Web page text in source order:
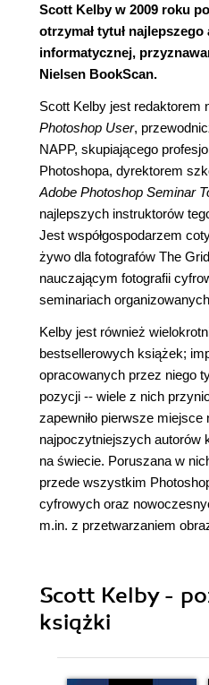
Scott Kelby w 2009 roku
otrzymał tytuł
informatycznej,
Nielsen BookScan.
Scott Kelby jest redaktorem
Photoshop User,
NAPP, skupiającego
Photoshopa, dyrektorem
Adobe Photoshop Seminar
najlepszych instruktorów
Jest współgospodarzem
żywo dla fotografów The
nauczającym fotografii
seminariach
Kelby jest również
bestsellerowych książek;
opracowanych przez niego
pozycji -- wiele z nich
zapewniło pierwsze miejsce
najpoczytniejszych autorów
na świecie. Poruszana w
przede wszystkim
cyfrowych oraz
m.in. z przetwarzaniem
Scott Kelby -
książki